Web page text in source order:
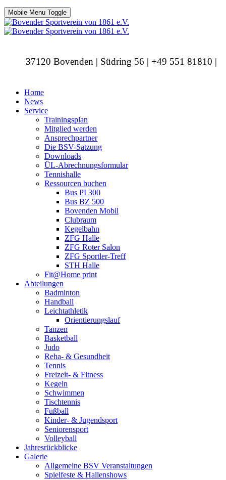
Mobile Menu Toggle
37120 Bovenden | Südring 56 | +49 551 81810 |
Home
News
Service
Trainingsplan
Mitglied werden
Ansprechpartner
Die BSV-Satzung
Downloads
ÜL-Abrechnungsformular
Tennishalle
Ressourcen buchen
Bus PI 300
Bus BZ 500
Bovenden Mobil
Clubraum
Kegelbahn
ZFG Halle
ZFG Roter Salon
ZFG Sportler-Treff
STH Halle
Fit@Home print
Abteilungen
Badminton
Handball
Leichtathletik
Orientierungslauf
Tanzen
Basketball
Judo
Reha- & Gesundheit
Tennis
Freizeit- & Fitness
Kegeln
Schwimmen
Tischtennis
Fußball
Kinder- & Jugendsport
Seniorensport
Volleyball
Jahresrückblicke
Galerie
Allgemeine BSV Veranstaltungen
Spielfeste & Hallenshows